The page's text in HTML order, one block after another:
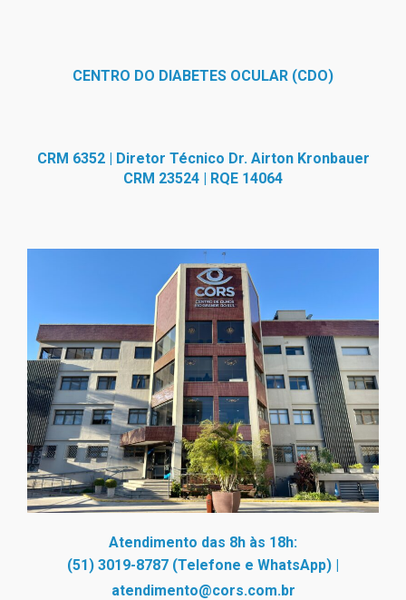
CENTRO DO DIABETES OCULAR (CDO)
CRM 6352 | Diretor Técnico Dr. Airton Kronbauer
CRM 23524 | RQE 14064
Atendimento das 8h às 18h:
(51) 3019-8787 (Telefone e WhatsApp) |
atendimento@cors.com.br